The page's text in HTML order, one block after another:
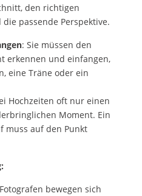
den richtigen
passende Perspektive.
: Sie müssen den
erkennen und einfangen,
eine Träne oder ein
Hochzeiten oft nur einen
Moment. Ein
muss auf den Punkt
bewegen sich